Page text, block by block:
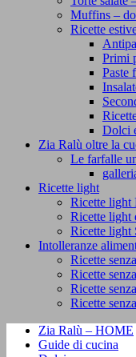
Muffins –
Ricette
Primi
Paste
Dolci
Zia Ralù oltre la
Le farfalle
Ricette light
Ricette light
Ricette light
Ricette light
Intolleranze
Ricette
Ricette
Ricette
Ricette
Zia Ralù – HOME
Guide di cucina